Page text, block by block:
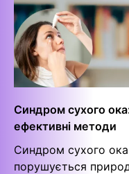
Синдром сухого
ефективні методи
Синдром сухого
порушується